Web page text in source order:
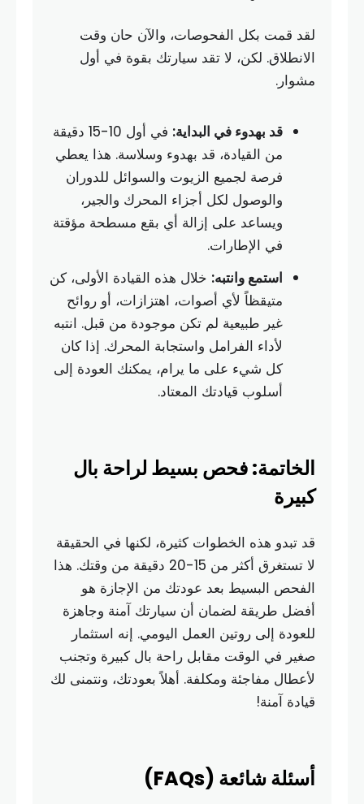
لقد قمت بكل الفحوصات، والآن حان وقت
الانطلاق. لكن، لا تقد سيارتك بقوة في أول
مشوار.
قد بهدوء في البداية:
في أول 10-15 دقيقة
من القيادة، قد بهدوء وسلاسة. هذا يعطي
فرصة لجميع الزيوت والسوائل للدوران
والوصول لكل أجزاء المحرك والجير،
ويساعد على إزالة أي بقع مسطحة مؤقتة
في الإطارات.
استمع وانتبه: خلال هذه القيادة الأولى، كن
متيقظاً لأي أصوات، اهتزازات، أو روائح
غير طبيعية لم تكن موجودة من قبل. انتبه
لأداء الفرامل واستجابة المحرك. إذا كان
كل شيء على ما يرام، يمكنك العودة إلى
أسلوب قيادتك المعتاد.
الخاتمة: فحص بسيط لراحة بال
كبيرة
قد تبدو هذه الخطوات كثيرة، لكنها في الحقيقة
لا تستغرق أكثر من 15-20 دقيقة من وقتك. هذا
الفحص البسيط بعد عودتك من الإجازة هو
أفضل طريقة لضمان أن سيارتك آمنة وجاهزة
للعودة إلى روتين العمل اليومي. إنه استثمار
صغير في الوقت مقابل راحة بال كبيرة وتجنب
لأعطال مفاجئة ومكلفة. أهلاً بعودتك، ونتمنى لك
قيادة آمنة!
أسئلة شائعة (FAQs)